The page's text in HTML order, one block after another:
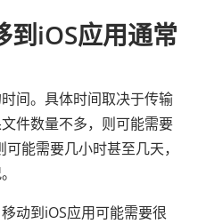
到iOS应用通常
间。具体时间取决于传输
件数量不多，则可能需要
能需要几小时甚至几天，
动到iOS应用可能需要很